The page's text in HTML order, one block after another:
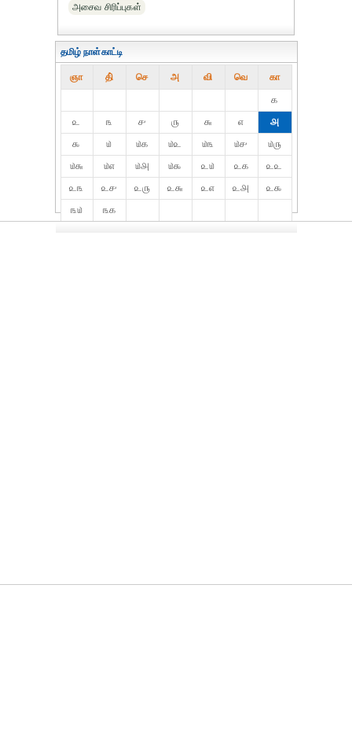
அசைவ சிரிப்புகள்
தமிழ் நாள்காட்டி
ஞா தி் செ அ வி வெ கா
௧
௨
௩ ௪ ௫ ௬ ௭
௮
௯
௰ ௰௧ ௰௨ ௰௩ ௰௪
௰௫
௰௬
௰௭ ௰௮ ௰௯ ௨௰ ௨௧
௨௨
௨௩
௨௪ ௨௫ ௨௬ ௨௭ ௨௮
௨௯
௩௰
௩௧